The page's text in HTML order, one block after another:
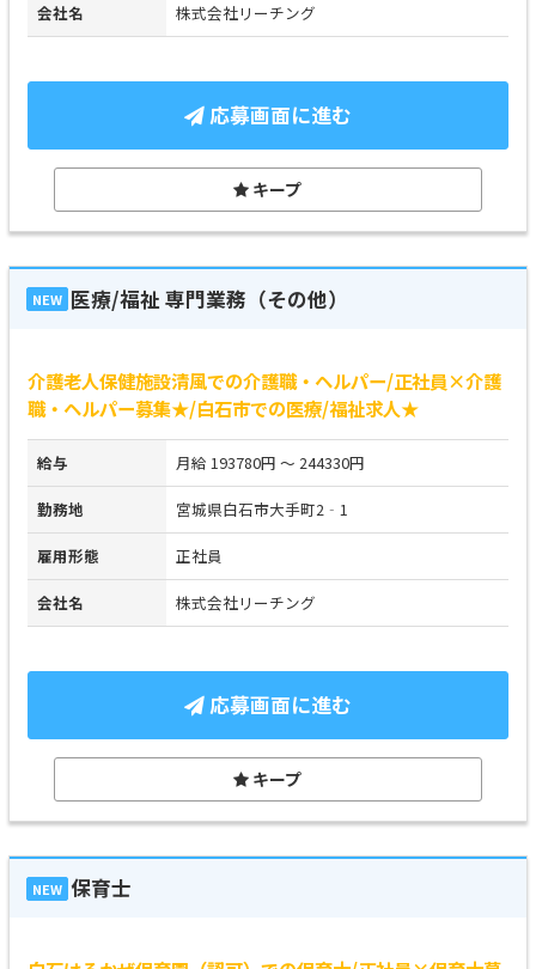
会社名 株式会社リーチング
応募画面に進む
キープ
NEW 医療/福祉 専門業務（その他）
介護老人保健施設清風での介護職・ヘルパー/正社員×介護
職・ヘルパー募集★/白石市での医療/福祉求人★
給与 月給 193780円 ～ 244330円
勤務地 宮城県白石市大手町2‐1
雇用形態 正社員
会社名 株式会社リーチング
応募画面に進む
キープ
NEW 保育士